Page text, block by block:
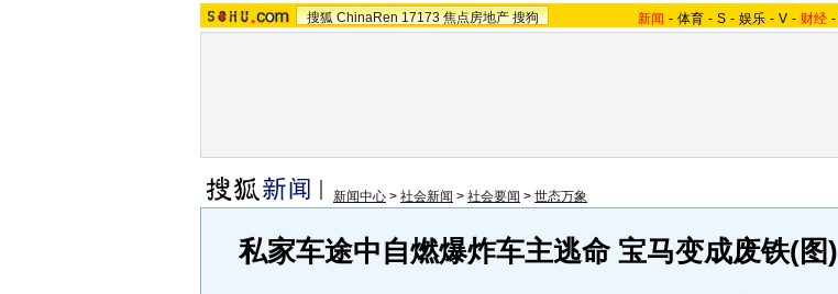
搜狐 ChinaRen 17173 焦点房地产 搜狗 新闻 - 体育 - S - 娱乐 - V - 财经 -
新闻中心 > 社会新闻 > 社会要闻 > 世态万象
私家车途中自燃爆炸车主逃命 宝马变成废铁(图)